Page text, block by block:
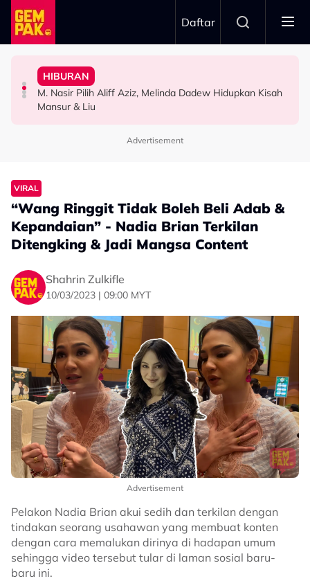
Skip to main content
Daftar
HIBURAN
Kembali Ubati Kerinduan Peminat, Syafiq Farhain Tampil
Dengan ‘Cinta Luka’ - “Ketika Pertama Kali
HIBURAN
M. Nasir Pilih Aliff Aziz, Melinda Dadew Hidupkan Kisah
Mansur & Liu
HIBURAN
M. Nasir Pilih Aliff Aziz Jadi Mansur Sebab Pakej
Lengkap – “Dia Pelakon Kedua Paling Tampan Di
GAYA HIDUP
Ramai Masih Bujang Bukan Kerana Memilih Tetapi...
Advertisement
VIRAL
“Wang Ringgit Tidak Boleh Beli Adab &
Kepandaian” - Nadia Brian Terkilan
Ditengking & Jadi Mangsa Content
Shahrin Zulkifle
10/03/2023 | 09:00 MYT
Advertisement
Pelakon Nadia Brian akui sedih dan terkilan dengan
tindakan seorang usahawan yang membuat konten
dengan cara memalukan dirinya di hadapan umum
sehingga video tersebut tular di laman sosial baru-
baru ini.